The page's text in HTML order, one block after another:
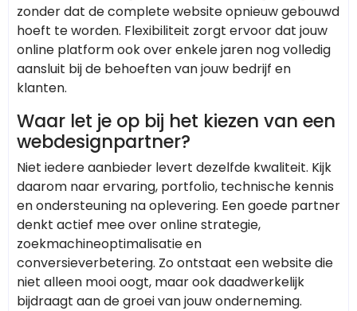
zonder dat de complete website opnieuw gebouwd
hoeft te worden. Flexibiliteit zorgt ervoor dat jouw
online platform ook over enkele jaren nog volledig
aansluit bij de behoeften van jouw bedrijf en
klanten.
Waar let je op bij het kiezen van een
webdesignpartner?
Niet iedere aanbieder levert dezelfde kwaliteit. Kijk
daarom naar ervaring, portfolio, technische kennis
en ondersteuning na oplevering. Een goede partner
denkt actief mee over online strategie,
zoekmachineoptimalisatie en
conversieverbetering. Zo ontstaat een website die
niet alleen mooi oogt, maar ook daadwerkelijk
bijdraagt aan de groei van jouw onderneming.